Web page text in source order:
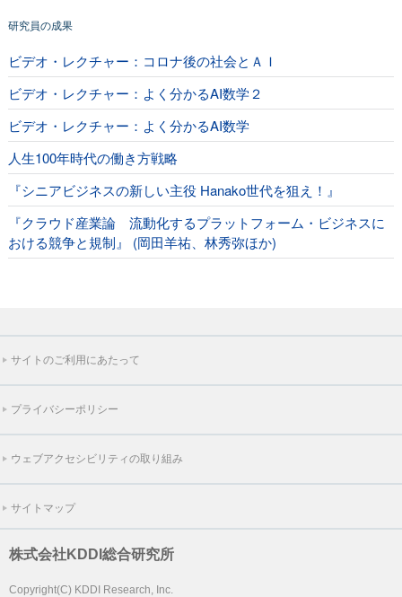
研究員の成果
ビデオ・レクチャー：コロナ後の社会とＡＩ
ビデオ・レクチャー：よく分かるAI数学２
ビデオ・レクチャー：よく分かるAI数学
人生100年時代の働き方戦略
『シニアビジネスの新しい主役 Hanako世代を狙え！』
『クラウド産業論 流動化するプラットフォーム・ビジネスに
おける競争と規制』 (岡田羊祐、林秀弥ほか)
サイトのご利用にあたって
プライバシーポリシー
ウェブアクセシビリティの取り組み
サイトマップ
株式会社KDDI総合研究所
Copyright(C) KDDI Research, Inc.